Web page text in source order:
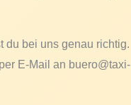
du bei uns genau richtig.
E-Mail an buero@taxi-